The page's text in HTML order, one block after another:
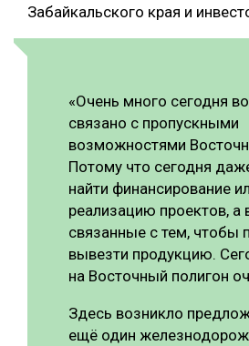
Забайкальского края и
«Очень много сегодня
связано с пропускными
возможностями
Потому что сегодня
найти финансирование
реализацию проектов, а
связанные с тем, чтобы
вывезти продукцию.
на Восточный полигон
Здесь возникло
ещё один